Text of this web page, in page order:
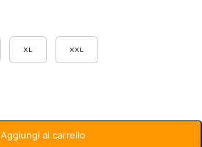
XL XXL
Aggiungi al carrello